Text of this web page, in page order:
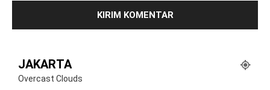
JAKARTA
Overcast Clouds